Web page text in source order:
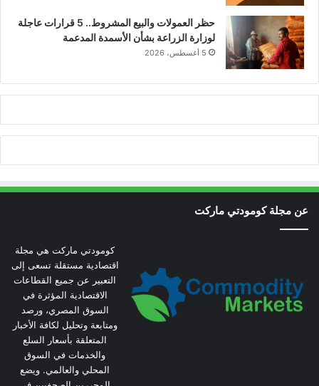
حظر العمولات والبيع المشروط.. 5 قرارات عاجلة
لوزارة الزراعة بشأن الأسمدة المدعمة
5 أغسطس، 2026
عن مجلة كومودتي ماركت
كومودتي ماركت هي مجلة
اقتصادية مستقلة تسعى إلى
التعبير عن جميع القطاعات
الاقتصادية المؤثرة في
السوق المصري، ورصد
ومتابعة وتحليل لكافة الأخبار
المتعلقة بأسعار السلع
والخدمات في السوق
المحلي والعالمي. ويضع